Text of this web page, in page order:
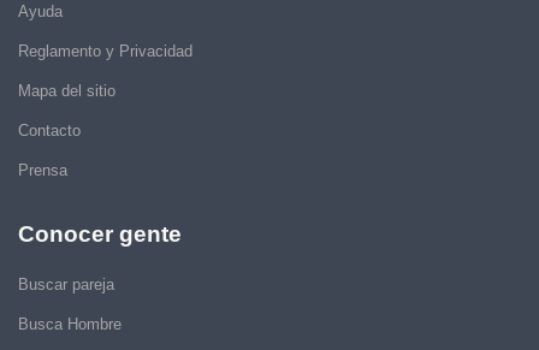
Ayuda
Reglamento y Privacidad
Mapa del sitio
Contacto
Prensa
Conocer gente
Buscar pareja
Busca Hombre